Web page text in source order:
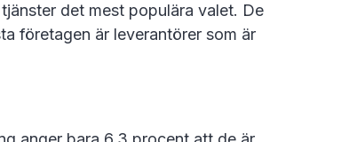
det mest populära valet. De
företagen är leverantörer som är